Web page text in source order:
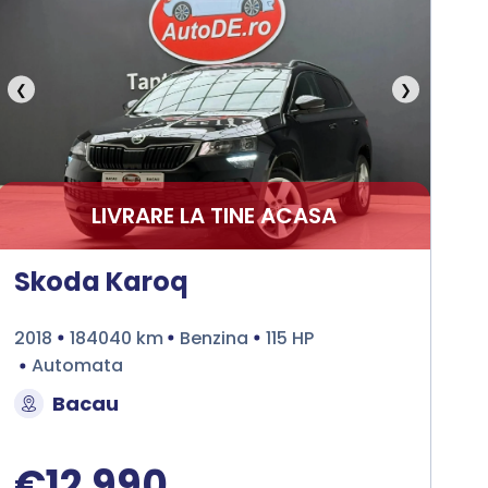
❮ ❯
LIVRARE LA TINE ACASA
Skoda Karoq
2018 184040 km Benzina
115 HP
Automata
Bacau